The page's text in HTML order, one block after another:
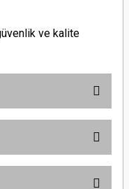
ve kalite